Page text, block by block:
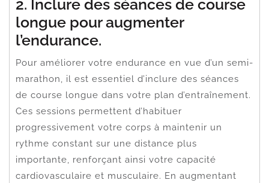
2. Inclure des séances de course
longue pour augmenter
l’endurance.
Pour améliorer votre endurance en vue d’un semi-
marathon, il est essentiel d’inclure des séances
de course longue dans votre plan d’entraînement.
Ces sessions permettent d’habituer
progressivement votre corps à maintenir un
rythme constant sur une distance plus
importante, renforçant ainsi votre capacité
cardiovasculaire et musculaire. En augmentant